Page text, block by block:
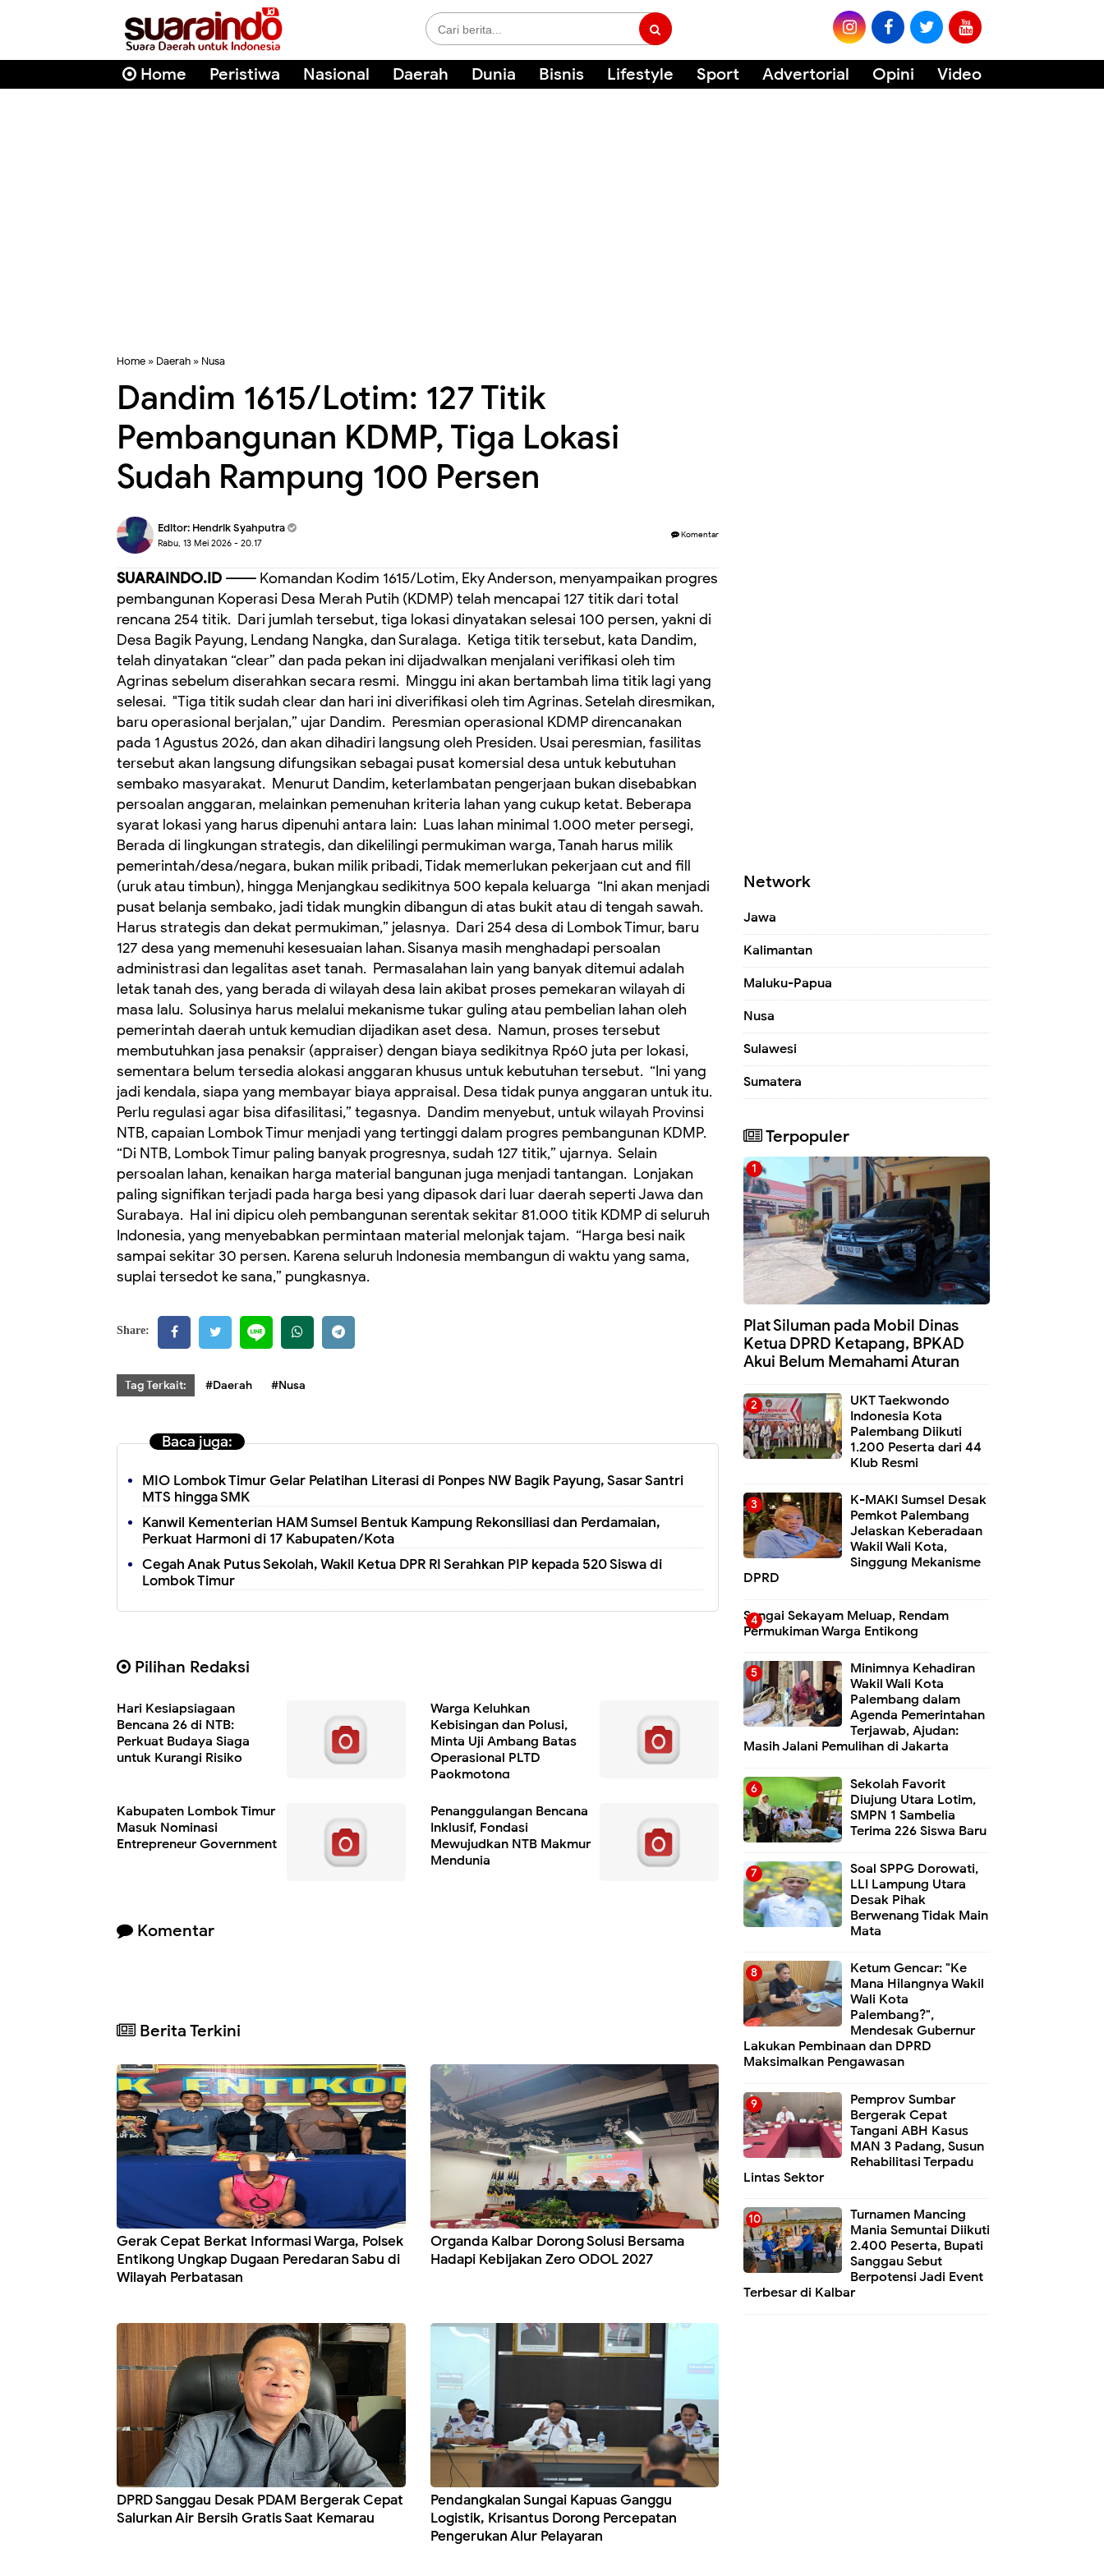
Home Peristiwa Nasional Daerah Dunia Bisnis Lifestyle Sport Advertorial Opini Video
Home » Daerah » Nusa
‎Dandim 1615/Lotim: 127 Titik
Pembangunan KDMP, Tiga Lokasi
Sudah Rampung 100 Persen
Editor: Hendrik Syahputra
Rabu, 13 Mei 2026 - 20.17
Komentar
SUARAINDO.ID ------ Komandan Kodim 1615/Lotim, Eky Anderson, menyampaikan progres
pembangunan Koperasi Desa Merah Putih (KDMP) telah mencapai 127 titik dari total
rencana 254 titik. ‎ ‎Dari jumlah tersebut, tiga lokasi dinyatakan selesai 100 persen, yakni di
Desa Bagik Payung, Lendang Nangka, dan Suralaga. ‎ Ketiga titik tersebut, kata Dandim,
telah dinyatakan “clear” dan pada pekan ini dijadwalkan menjalani verifikasi oleh tim
Agrinas sebelum diserahkan secara resmi. ‎ ‎Minggu ini akan bertambah lima titik lagi yang
selesai. ‎ ‎"Tiga titik sudah clear dan hari ini diverifikasi oleh tim Agrinas. Setelah diresmikan,
baru operasional berjalan,” ujar Dandim. ‎ ‎Peresmian operasional KDMP direncanakan
pada 1 Agustus 2026, dan akan dihadiri langsung oleh Presiden. Usai peresmian, fasilitas
tersebut akan langsung difungsikan sebagai pusat komersial desa untuk kebutuhan
sembako masyarakat. ‎ ‎Menurut Dandim, keterlambatan pengerjaan bukan disebabkan
persoalan anggaran, melainkan pemenuhan kriteria lahan yang cukup ketat. Beberapa
syarat lokasi yang harus dipenuhi antara lain: ‎ Luas lahan minimal 1.000 meter persegi,
Berada di lingkungan strategis, dan dikelilingi permukiman warga, Tanah harus milik
pemerintah/desa/negara, bukan milik pribadi, Tidak memerlukan pekerjaan cut and fill
(uruk atau timbun), hingga Menjangkau sedikitnya 500 kepala keluarga ‎ ‎“Ini akan menjadi
pusat belanja sembako, jadi tidak mungkin dibangun di atas bukit atau di tengah sawah.
Harus strategis dan dekat permukiman,” jelasnya. ‎ ‎Dari 254 desa di Lombok Timur, baru
127 desa yang memenuhi kesesuaian lahan. Sisanya masih menghadapi persoalan
administrasi dan legalitas aset tanah. ‎ ‎Permasalahan lain yang banyak ditemui adalah
letak tanah des, yang berada di wilayah desa lain akibat proses pemekaran wilayah di
masa lalu. ‎ Solusinya harus melalui mekanisme tukar guling atau pembelian lahan oleh
pemerintah daerah untuk kemudian dijadikan aset desa. ‎ ‎Namun, proses tersebut
membutuhkan jasa penaksir (appraiser) dengan biaya sedikitnya Rp60 juta per lokasi,
sementara belum tersedia alokasi anggaran khusus untuk kebutuhan tersebut. ‎ ‎“Ini yang
jadi kendala, siapa yang membayar biaya appraisal. Desa tidak punya anggaran untuk itu.
Perlu regulasi agar bisa difasilitasi,” tegasnya. ‎ ‎Dandim menyebut, untuk wilayah Provinsi
NTB, capaian Lombok Timur menjadi yang tertinggi dalam progres pembangunan KDMP. ‎
‎“Di NTB, Lombok Timur paling banyak progresnya, sudah 127 titik,” ujarnya. ‎ ‎Selain
persoalan lahan, kenaikan harga material bangunan juga menjadi tantangan. ‎ Lonjakan
paling signifikan terjadi pada harga besi yang dipasok dari luar daerah seperti Jawa dan
Surabaya. ‎ ‎Hal ini dipicu oleh pembangunan serentak sekitar 81.000 titik KDMP di seluruh
Indonesia, yang menyebabkan permintaan material melonjak tajam. ‎ ‎“Harga besi naik
sampai sekitar 30 persen. Karena seluruh Indonesia membangun di waktu yang sama,
suplai tersedot ke sana,” pungkasnya.
Share:
Tag Terkait: #Daerah #Nusa
Baca juga:
MIO Lombok Timur Gelar Pelatihan Literasi di Ponpes NW Bagik Payung, Sasar Santri
MTS hingga SMK
Kanwil Kementerian HAM Sumsel Bentuk Kampung Rekonsiliasi dan Perdamaian,
Perkuat Harmoni di 17 Kabupaten/Kota
Cegah Anak Putus Sekolah, Wakil Ketua DPR RI Serahkan PIP kepada 520 Siswa di
Lombok Timur
Pilihan Redaksi
Hari Kesiapsiagaan
Bencana 26 di NTB:
Perkuat Budaya Siaga
untuk Kurangi Risiko
Warga Keluhkan
Kebisingan dan Polusi,
Minta Uji Ambang Batas
Operasional PLTD
Paokmotong
Kabupaten Lombok Timur
Masuk Nominasi
Entrepreneur Government
Penanggulangan Bencana
Inklusif, Fondasi
Mewujudkan NTB Makmur
Mendunia
Komentar
Berita Terkini
Gerak Cepat Berkat Informasi Warga, Polsek
Entikong Ungkap Dugaan Peredaran Sabu di
Wilayah Perbatasan
Organda Kalbar Dorong Solusi Bersama
Hadapi Kebijakan Zero ODOL 2027
DPRD Sanggau Desak PDAM Bergerak Cepat
Salurkan Air Bersih Gratis Saat Kemarau
Pendangkalan Sungai Kapuas Ganggu
Logistik, Krisantus Dorong Percepatan
Pengerukan Alur Pelayaran
Network
Jawa
Kalimantan
Maluku-Papua
Nusa
Sulawesi
Sumatera
Terpopuler
Plat Siluman pada Mobil Dinas
Ketua DPRD Ketapang, BPKAD
Akui Belum Memahami Aturan
UKT Taekwondo
Indonesia Kota
Palembang Diikuti
1.200 Peserta dari 44
Klub Resmi
K-MAKI Sumsel Desak
Pemkot Palembang
Jelaskan Keberadaan
Wakil Wali Kota,
Singgung Mekanisme
DPRD
Sungai Sekayam Meluap, Rendam
Permukiman Warga Entikong
Minimnya Kehadiran
Wakil Wali Kota
Palembang dalam
Agenda Pemerintahan
Terjawab, Ajudan:
Masih Jalani Pemulihan di Jakarta
Sekolah Favorit
Diujung Utara Lotim,
SMPN 1 Sambelia
Terima 226 Siswa Baru ‎
Soal SPPG Dorowati,
LLI Lampung Utara
Desak Pihak
Berwenang Tidak Main
Mata
Ketum Gencar: "Ke
Mana Hilangnya Wakil
Wali Kota
Palembang?",
Mendesak Gubernur
Lakukan Pembinaan dan DPRD
Maksimalkan Pengawasan
Pemprov Sumbar
Bergerak Cepat
Tangani ABH Kasus
MAN 3 Padang, Susun
Rehabilitasi Terpadu
Lintas Sektor
Turnamen Mancing
Mania Semuntai Diikuti
2.400 Peserta, Bupati
Sanggau Sebut
Berpotensi Jadi Event
Terbesar di Kalbar